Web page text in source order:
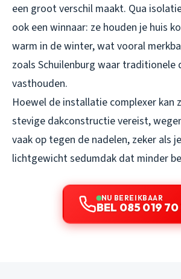
een groot verschil maakt. Qua
ook een winnaar: ze houden je huis
warm in de winter, wat vooral
zoals Schuilenburg waar traditionele
vasthouden.
Hoewel de installatie complexer kan
stevige dakconstructie vereist,
vaak op tegen de nadelen, zeker als
lichtgewicht sedumdak dat minder
NU BEREIKBAAR
BEL 085 019 70